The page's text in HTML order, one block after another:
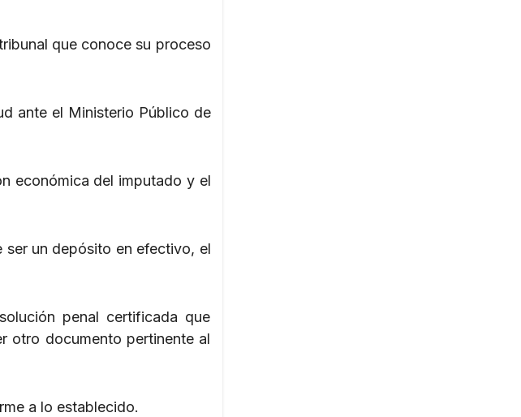
que conoce su proceso
ante el Ministerio Público de
económica del imputado y el
ser un depósito en efectivo, el
penal certificada que
otro documento pertinente al
a lo establecido.